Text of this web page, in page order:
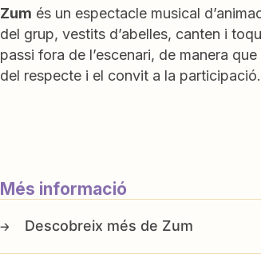
Zum és un espectacle musical
del grup, vestits d’abelles, canten i
passi fora de l’escenari, de manera
del respecte i el convit a la participació.
Més informació
Zum